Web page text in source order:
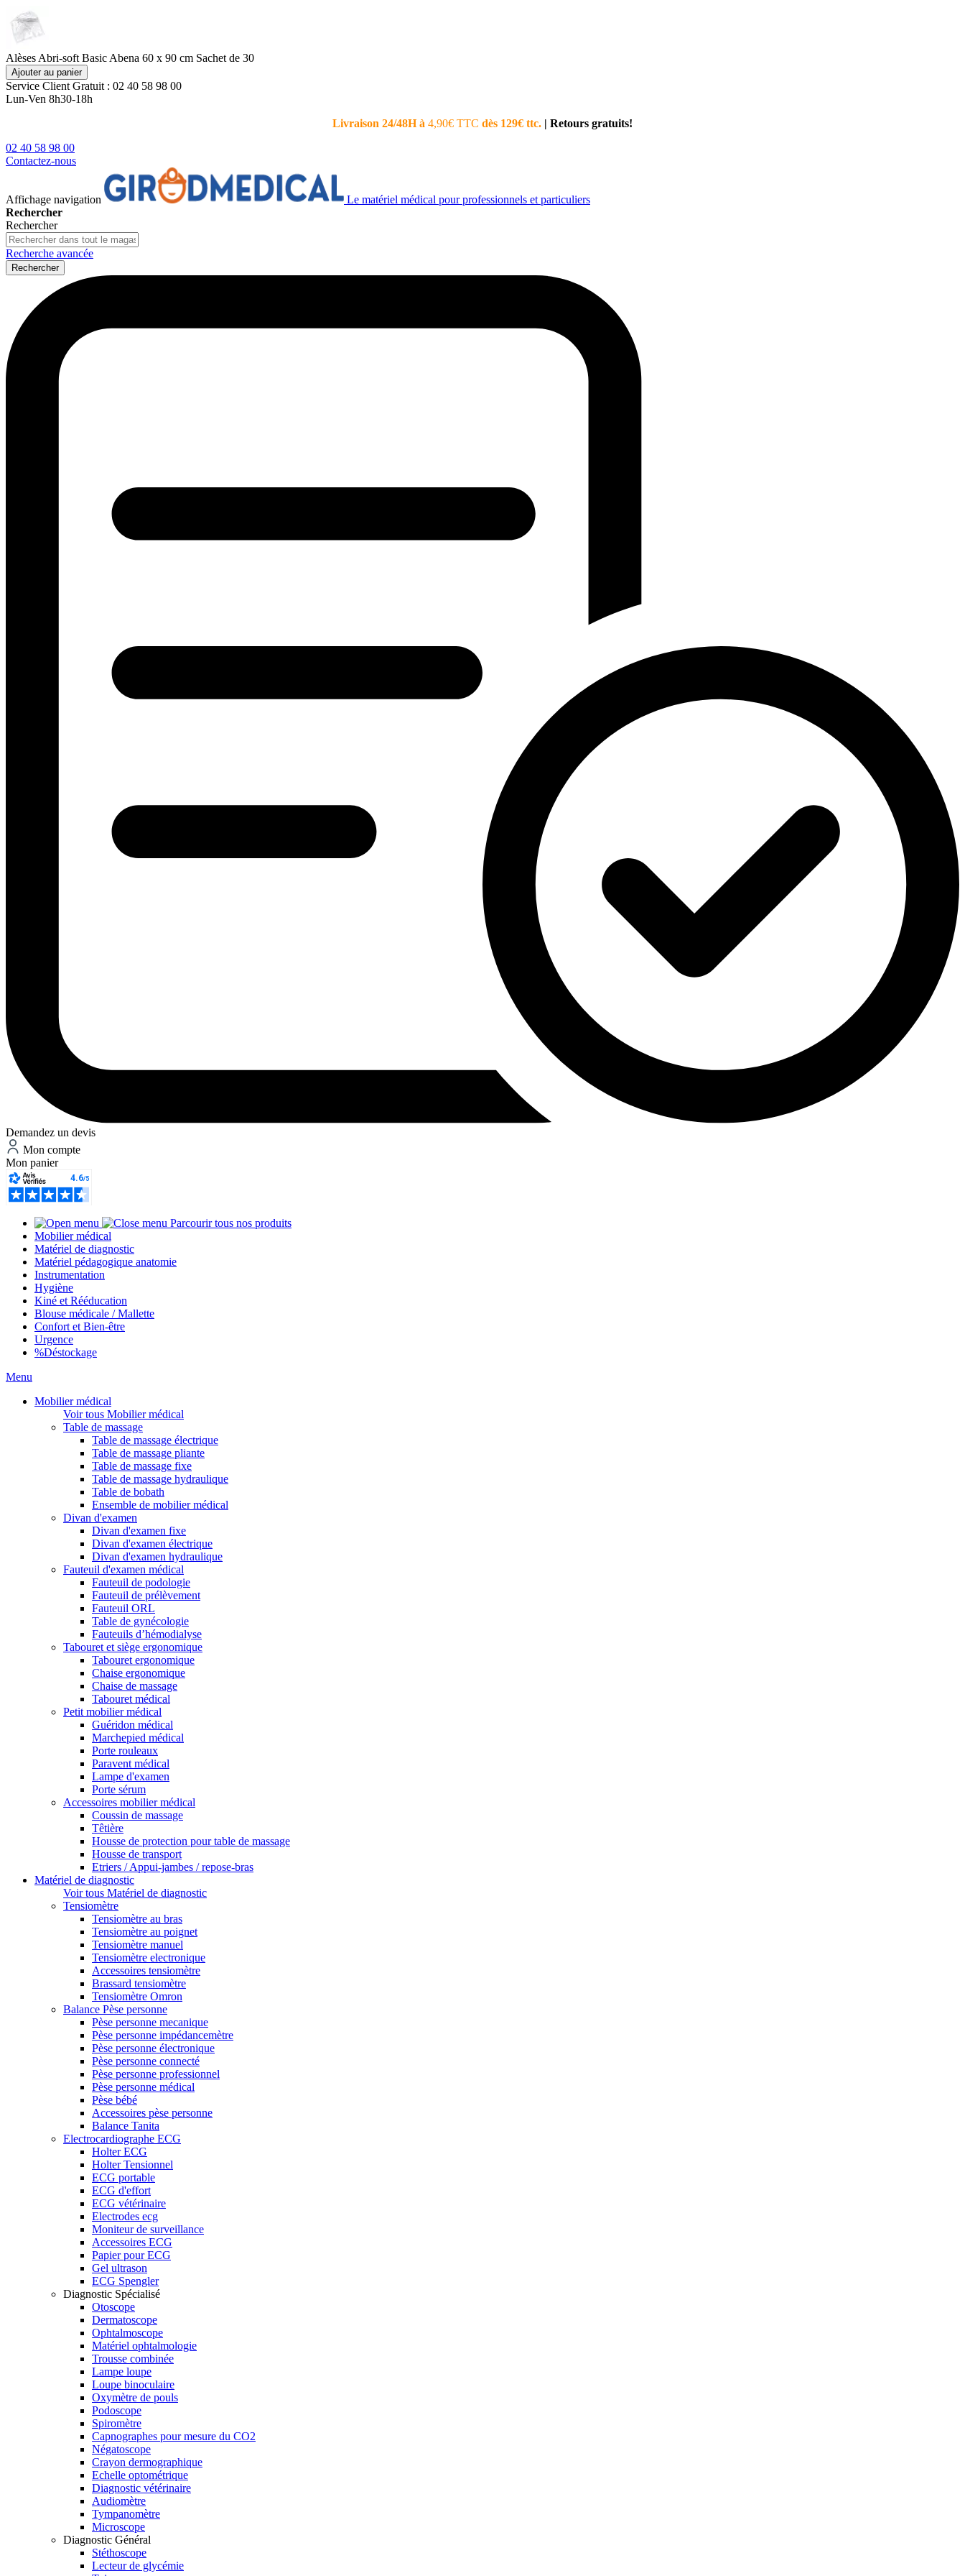
Alèses Abri-soft Basic Abena 60 x 90 cm Sachet de 30
Ajouter au panier
Service Client Gratuit : 02 40 58 98 00
Lun-Ven 8h30-18h
Livraison 24/48H à 4,90€ TTC dès 129€ ttc. | Retours gratuits!
02 40 58 98 00
Contactez-nous
Affichage navigation
Le matériel médical pour professionnels et particuliers
Rechercher
Rechercher
Recherche avancée
Rechercher
Demandez un devis
Mon compte
Mon panier
Parcourir tous nos produits
Mobilier médical
Matériel de diagnostic
Matériel pédagogique anatomie
Instrumentation
Hygiène
Kiné et Rééducation
Blouse médicale / Mallette
Confort et Bien-être
Urgence
%Déstockage
Menu
Mobilier médical
Voir tous Mobilier médical
Table de massage
Table de massage électrique
Table de massage pliante
Table de massage fixe
Table de massage hydraulique
Table de bobath
Ensemble de mobilier médical
Divan d'examen
Divan d'examen fixe
Divan d'examen électrique
Divan d'examen hydraulique
Fauteuil d'examen médical
Fauteuil de podologie
Fauteuil de prélèvement
Fauteuil ORL
Table de gynécologie
Fauteuils d’hémodialyse
Tabouret et siège ergonomique
Tabouret ergonomique
Chaise ergonomique
Chaise de massage
Tabouret médical
Petit mobilier médical
Guéridon médical
Marchepied médical
Porte rouleaux
Paravent médical
Lampe d'examen
Porte sérum
Accessoires mobilier médical
Coussin de massage
Têtière
Housse de protection pour table de massage
Housse de transport
Etriers / Appui-jambes / repose-bras
Matériel de diagnostic
Voir tous Matériel de diagnostic
Tensiomètre
Tensiomètre au bras
Tensiomètre au poignet
Tensiomètre manuel
Tensiomètre electronique
Accessoires tensiomètre
Brassard tensiomètre
Tensiomètre Omron
Balance Pèse personne
Pèse personne mecanique
Pèse personne impédancemètre
Pèse personne électronique
Pèse personne connecté
Pèse personne professionnel
Pèse personne médical
Pèse bébé
Accessoires pèse personne
Balance Tanita
Electrocardiographe ECG
Holter ECG
Holter Tensionnel
ECG portable
ECG d'effort
ECG vétérinaire
Electrodes ecg
Moniteur de surveillance
Accessoires ECG
Papier pour ECG
Gel ultrason
ECG Spengler
Diagnostic Spécialisé
Otoscope
Dermatoscope
Ophtalmoscope
Matériel ophtalmologie
Trousse combinée
Lampe loupe
Loupe binoculaire
Oxymètre de pouls
Podoscope
Spiromètre
Capnographes pour mesure du CO2
Négatoscope
Crayon dermographique
Echelle optométrique
Diagnostic vétérinaire
Audiomètre
Tympanomètre
Microscope
Diagnostic Général
Stéthoscope
Lecteur de glycémie